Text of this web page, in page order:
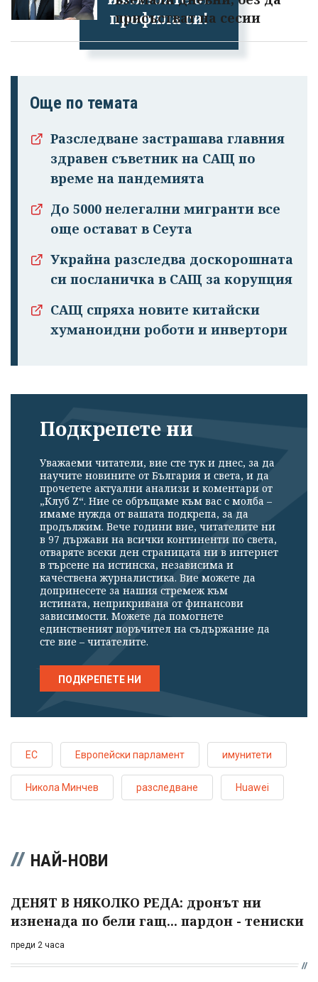
профила си!
присъстват на сесии
Още по темата
Разследване застрашава главния
здравен съветник на САЩ по
време на пандемията
До 5000 нелегални мигранти все
още остават в Сеута
Украйна разследва доскорошната
си посланичка в САЩ за корупция
САЩ спряха новите китайски
хуманоидни роботи и инвертори
Подкрепете ни
Уважаеми читатели, вие сте тук и днес, за да
научите новините от България и света, и да
прочетете актуални анализи и коментари от
„Клуб Z“. Ние се обръщаме към вас с молба –
имаме нужда от вашата подкрепа, за да
продължим. Вече години вие, читателите ни
в 97 държави на всички континенти по света,
отваряте всеки ден страницата ни в интернет
в търсене на истинска, независима и
качествена журналистика. Вие можете да
допринесете за нашия стремеж към
истината, неприкривана от финансови
зависимости. Можете да помогнете
единственият поръчител на съдържание да
сте вие – читателите.
ПОДКРЕПЕТЕ НИ
ЕС Европейски парламент имунитети
Никола Минчев разследване Huawei
НАЙ-НОВИ
ДЕНЯТ В НЯКОЛКО РЕДА: дронът ни
изненада по бели гащ... пардон - тениски
преди 2 часа